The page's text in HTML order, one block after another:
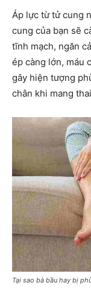
Áp lực từ tử cung
cung của bạn sẽ
tĩnh mạch, ngăn
ép càng lớn, máu
gây hiện tượng
chân khi mang
Tại sao bà bầu hay bị